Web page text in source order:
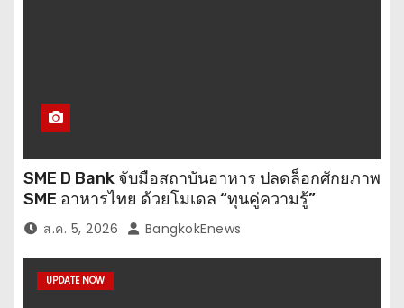
SME D Bank จับมือสถาบันอาหาร ปลดล็อกศักยภาพ
SME อาหารไทย ด้วยโมเดล “ทุนคู่ความรู้”
ส.ค. 5, 2026 BangkokEnews
UPDATE NOW